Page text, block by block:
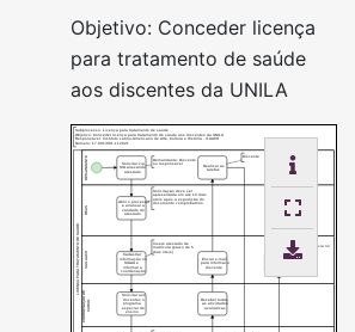
Objetivo: Conceder licença
para tratamento de saúde
aos discentes da UNILA
LICENÇA PARA TRATAMENTO DE SAÚDE
DEMANDANTE
COORDENAÇÃO DECURSO
SAILAACH
DEAS
Solicitar via
SIG anexando
atestado
Abrir o processo
e analisar a
validade do
atestado
Cadastrar
informação no
SIGAA e
informar a
coordenação
Enviar e-mail
para informar o
discente
Realizar as
tarefas
Conferir se as
as notas foram
Solicitar aos
docentes o
programa
especial de
ensino
Receber todas
as atividades
avaliativas
Insere atestado de
matrícula (prazo de 5
dias úteis)
Demandante: Discente
ou responsável
Solicitação deve ser
apresentada em até 10 dias
úteis após a expedição do
documento comprobatório
Discente
Conferência no
Subprocesso: Licença para tratamento de saúde
Objetivo: Conceder licença para tratamento de saúde aos discentes da UNILA
Responsável: Instituto Latino-Americano de Arte, Cultura e História - ILAACH
Número: 17.001/001-112021